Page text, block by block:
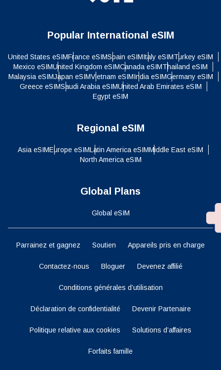
Popular International eSIM
United States eSIMFrance eSIMSpain eSIMItaly eSIMTurkey eSIM
Mexico eSIMUnited Kingdom eSIMCanada eSIMThailand eSIM
Malaysia eSIMJapan eSIMVietnam eSIMIndia eSIMGermany eSIM
Greece eSIMSaudi Arabia eSIMUnited Arab Emirates eSIM
Egypt eSIM
Regional eSIM
Asia eSIMEurope eSIMLatin America eSIMMiddle East eSIM
North America eSIM
Global Plans
Global eSIM
Parrainez et gagnez Soutien Appareils pris en charge
Contactez-nous Bloguer Devenez affilié
Conditions générales d’utilisation
Déclaration de confidentialité Devenir Partenaire
Politique relative aux cookies Solutions d’affaires
Forfaits famille